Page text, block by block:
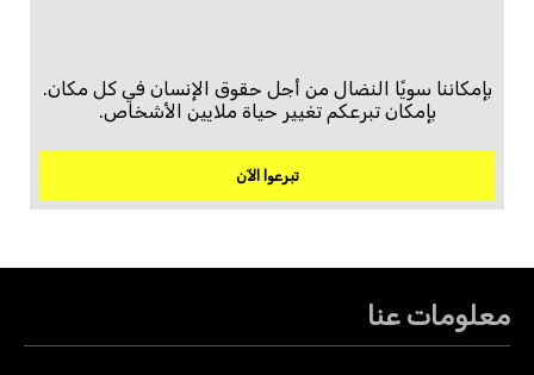
بإمكاننا سويًا النضال من أجل حقوق الإنسان في كل مكان.
بإمكان تبرعكم تغيير حياة ملايين الأشخاص.
تبرعوا الآن
معلومات عنا